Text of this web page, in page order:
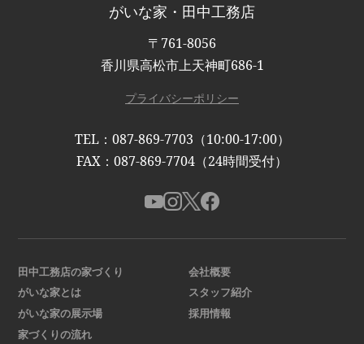
がいな家・田中工務店
〒761-8056
香川県高松市上天神町686-1
プライバシーポリシー
TEL：087-869-7703（10:00-17:00）
FAX：087-869-7704（24時間受付）
田中工務店の家づくり
がいな家とは
がいな家の展示場
家づくりの流れ
会社概要
スタッフ紹介
採用情報